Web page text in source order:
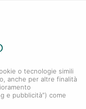
o tecnologie simili
anche per altre finalità
e pubblicità”) come